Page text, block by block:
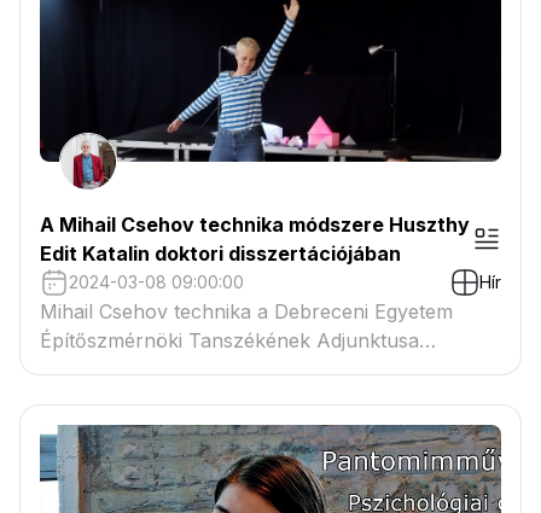
A Mihail Csehov technika módszere Huszthy
Edit Katalin doktori disszertációjában
2024-03-08 09:00:00 Hír
Mihail Csehov technika a Debreceni Egyetem
Építőszmérnöki Tanszékének Adjunktusa
disszertációjába